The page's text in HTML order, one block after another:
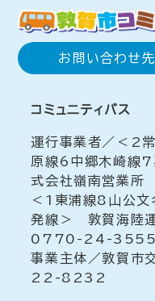
お問い合わせ先
コミュニティバス
運行事業者／＜2
原線6中郷木崎線
式会社嶺南営業
＜1東浦線8山公
発線＞ 敦賀海陸
0770-24-3555
事業主体／敦賀
22-8232